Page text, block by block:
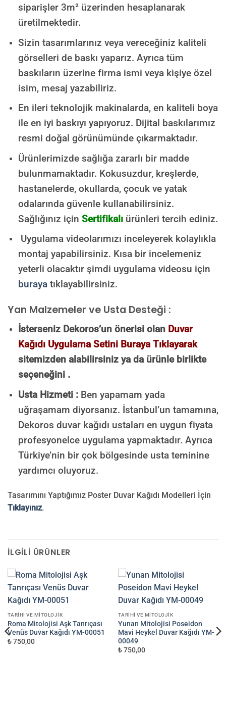
siparişler 3m² üzerinden hesaplanarak
üretilmektedir.
Sizin tasarımlarınız veya vereceğiniz kaliteli
görselleri de baskı yaparız. Ayrıca tüm
baskıların üzerine firma ismi veya kişiye özel
isim, mesaj yazabiliriz.
En ileri teknolojik makinalarda, en kaliteli boya
ile en iyi baskıyı yapıyoruz. Dijital baskılarımız
resmi doğal görünümünde çıkarmaktadır.
Ürünlerimizde sağlığa zararlı bir madde
bulunmamaktadır. Kokusuzdur, kreşlerde,
hastanelerde, okullarda, çocuk ve yatak
odalarında güvenle kullanabilirsiniz.
Sağlığınız için Sertifikalıürünleri tercih ediniz.
Uygulama videolarımızı inceleyerek kolaylıkla
montaj yapabilirsiniz. Kısa bir incelemeniz
yeterli olacaktır şimdi uygulama videosu için
burayatıklayabilirsiniz.
Yan Malzemeler ve Usta Desteği :
İsterseniz Dekoros’un önerisi olan Duvar
Kağıdı Uygulama Setini Buraya Tıklayarak
sitemizden alabilirsiniz ya da ürünle birlikte
seçeneğini .
Usta Hizmeti :Ben yapamam yada
uğraşamam diyorsanız. İstanbul’un tamamına,
Dekoros duvar kağıdı ustaları en uygun fiyata
profesyonelce uygulama yapmaktadır. Ayrıca
Türkiye’nin bir çok bölgesinde usta teminine
yardımcı oluyoruz.
Tasarımını Yaptığımız Poster Duvar Kağıdı Modelleri İçin
Tıklayınız.
İLGILI ÜRÜNLER
TARIHI VE MITOLOJIK
Roma Mitolojisi Aşk Tanrıçası
Venüs Duvar Kağıdı YM-00051
₺ 750,00
TARIHI VE MITOLOJIK
Yunan Mitolojisi Poseidon
Mavi Heykel Duvar Kağıdı YM-
00049
₺ 750,00